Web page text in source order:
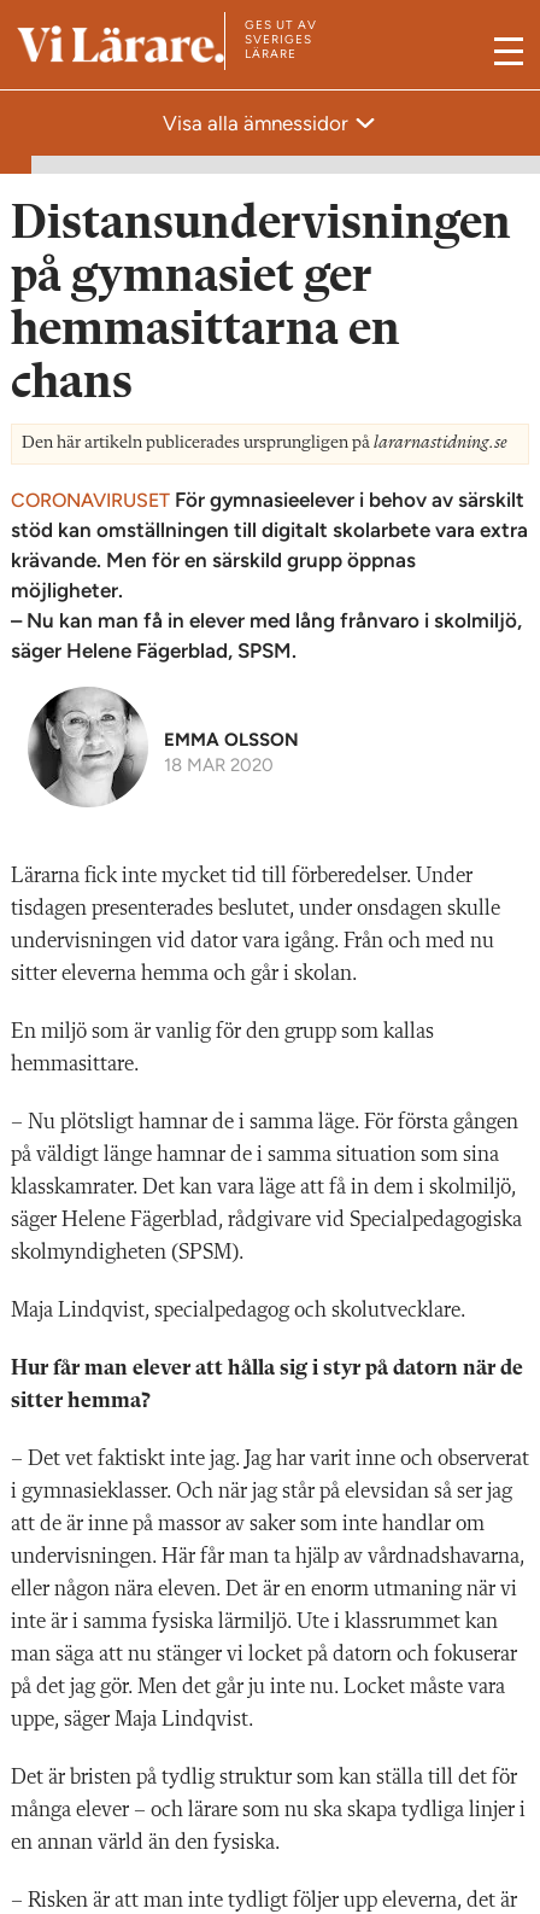
T
s
t
a
r
t
s
i
a
GES UT AV
SVERIGES
LÄRARE
M
Visa alla ämnessidor
Distansundervisningen
på gymnasiet ger
hemmasittarna en
chans
Den här artikeln publicerades ursprungligen på lararnastidning.se
CORONAVIRUSET För gymnasieelever i behov av särskilt
stöd kan omställningen till digitalt skolarbete vara extra
krävande. Men för en särskild grupp öppnas
möjligheter.
– Nu kan man få in elever med lång frånvaro i skolmiljö,
säger Helene Fägerblad, SPSM.
EMMA OLSSON
18 MAR 2020
Lärarna fick inte mycket tid till förberedelser. Under
tisdagen presenterades beslutet, under onsdagen skulle
undervisningen vid dator vara igång. Från och med nu
sitter eleverna hemma och går i skolan.
En miljö som är vanlig för den grupp som kallas
hemmasittare.
– Nu plötsligt hamnar de i samma läge. För första gången
på väldigt länge hamnar de i samma situation som sina
klasskamrater. Det kan vara läge att få in dem i skolmiljö,
säger Helene Fägerblad, rådgivare vid Specialpedagogiska
skolmyndigheten (SPSM).
Maja Lindqvist, specialpedagog och skolutvecklare.
Hur får man elever att hålla sig i styr på datorn när de
sitter hemma?
– Det vet faktiskt inte jag. Jag har varit inne och observerat
i gymnasieklasser. Och när jag står på elevsidan så ser jag
att de är inne på massor av saker som inte handlar om
undervisningen. Här får man ta hjälp av vårdnadshavarna,
eller någon nära eleven. Det är en enorm utmaning när vi
inte är i samma fysiska lärmiljö. Ute i klassrummet kan
man säga att nu stänger vi locket på datorn och fokuserar
på det jag gör. Men det går ju inte nu. Locket måste vara
uppe, säger Maja Lindqvist.
Det är bristen på tydlig struktur som kan ställa till det för
många elever – och lärare som nu ska skapa tydliga linjer i
en annan värld än den fysiska.
– Risken är att man inte tydligt följer upp eleverna, det är